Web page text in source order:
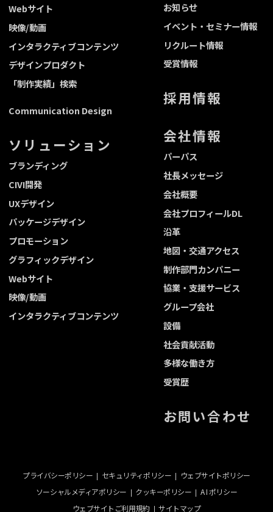
Webサイト
映像/動画
インタラクティブコンテンツ
デザインプロダクト
「制作実績」検索
Communication Design
ソリューション
ブランディング
CIVI開発
UXデザイン
パッケージデザイン
プロモーション
グラフィックデザイン
Webサイト
映像/動画
インタラクティブコンテンツ
お知らせ
イベント・セミナー情報
リクルート情報
受賞情報
採用情報
会社情報
パーパス
社長メッセージ
会社概要
会社プロフィールDL
沿革
地図・交通アクセス
制作部門カンパニー
協業・支援サービス
グループ会社
設備
社会貢献活動
多様な働き方
受賞歴
お問い合わせ
プライバシーポリシー セキュリティポリシー
ウェブサイトポリシー
ソーシャルメディアポリシー
クッキーポリシー
A I ポリシー
ウェブサイトご利用規約
サイトマップ